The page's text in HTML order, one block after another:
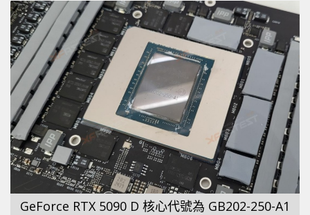
GeForce RTX 5090 D 核心代號為 GB202-250-A1